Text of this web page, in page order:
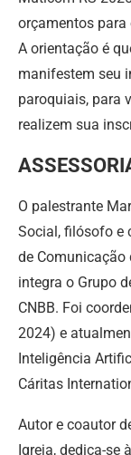
orçamentos para
A orientação é
manifestem seu
paroquiais, para
realizem sua
O palestrante
Social, filósofo e
de Comunicação
integra o Grupo
CNBB. Foi
2024) e
Inteligência
Cáritas
Autor e coautor
Igreja, dedica-se